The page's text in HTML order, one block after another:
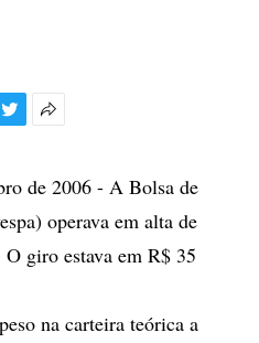
compartilhamento
de 2006 - A Bolsa de
operava em alta de
giro estava em R$ 35
na carteira teórica a